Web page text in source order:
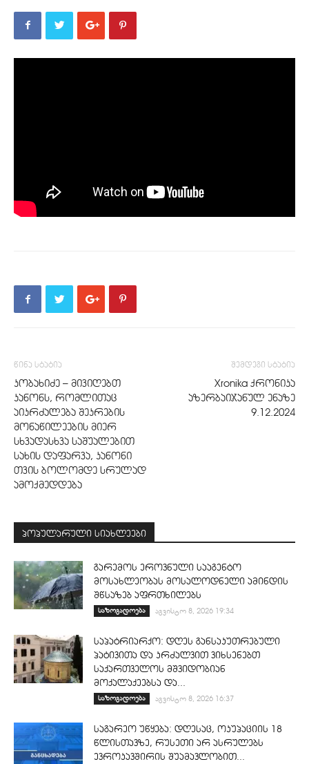
წინა სტატია
კობახიძე – მივიღებთ
კანონს, რომლითაც
აიკრძალება შეკრების
მონაწილეების მიერ
სხვადასხვა საშუალებით
სახის დაფარვა, კანონი
თვის ბოლომდე სრულად
ამოქმედდება
შემდეგი სტატია
Xronika ქრონიკა
აზერბაიჯანულ ენაზე
9.12.2024
პოპულარული სიახლეები
გარემოს ეროვნული სააგენტო
მოსახლეობას მოსალოდნელი ამინდის
შწსაზებ აფრთხილებს
საზოგადოება აგვისტო 8, 2026 19:34
საპატრიარქო: დღეს განსაკუთრებული
პატივითა და კრძალვით ვიხსენებთ
საქართველოს მშვიდობიან
მოქალაქეებსა და...
საზოგადოება აგვისტო 8, 2026 16:37
საგარეო უწყება: დღესაც, ოკუპაციის 18
წლისთავზე, რუსეთი არ ასრულებს
ევროკავშირის შუამავლობით...